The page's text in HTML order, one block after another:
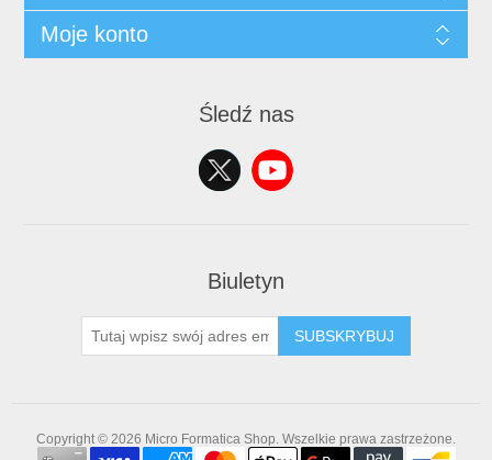
Moje konto
Śledź nas
Biuletyn
SUBSKRYBUJ
Copyright © 2026 Micro Formatica Shop. Wszelkie prawa zastrzeżone.